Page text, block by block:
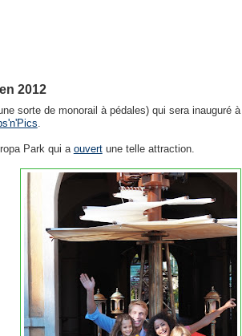
2012
sorte de monorail à pédales) qui sera inauguré à
.
Park qui a ouvertune telle attraction.